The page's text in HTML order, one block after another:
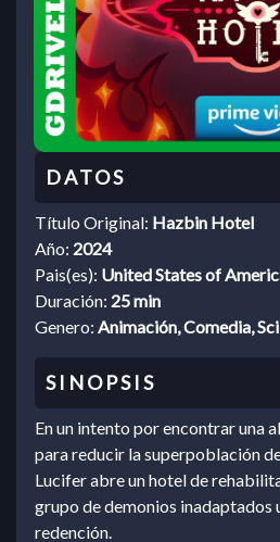
Título Original: Hazbin Hotel
Año: 2024
Pais(es): United States of
Duración: 25 min
Genero: Animación, Comedia,
En un intento por encontrar una
para reducir la superpoblación
Lucifer abre un hotel de
grupo de demonios inadaptados
redención.